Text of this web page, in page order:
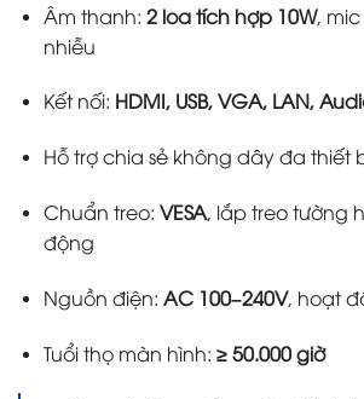
Âm thanh: 2 loa tích hợp 10W,
nhiễu
Kết nối: HDMI, USB, VGA, LAN,
Hỗ trợ chia sẻ không dây đa thiết
Chuẩn treo: VESA, lắp treo tường
động
Nguồn điện: AC 100–240V, hoạt
Tuổi thọ màn hình: ≥ 50.000 giờ